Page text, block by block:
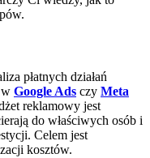
płatnych działań
Google Ads czy Meta
reklamowy jest
do właściwych osób i
Celem jest
kosztów.